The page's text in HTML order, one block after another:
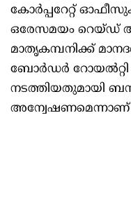
കോര്‍പ്പറേറ്റ്
ഒരേസമയം റെയ്ഡ്
മാതൃകമ്പനിക്ക്
ബോര്‍ഡര്‍
നടത്തിയതുമായി